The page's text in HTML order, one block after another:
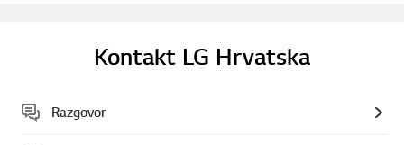
Kontakt LG Hrvatska
Razgovor